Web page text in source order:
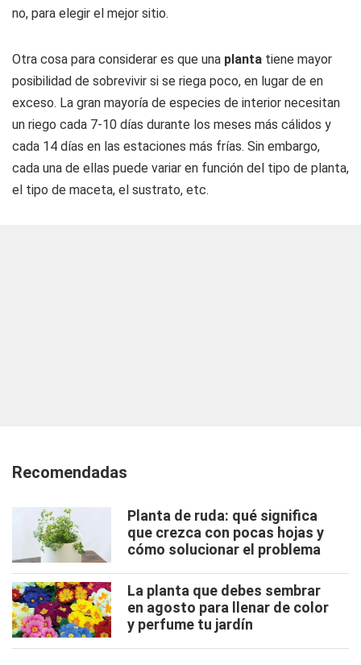
no, para elegir el mejor sitio.
Otra cosa para considerar es que una planta tiene mayor
posibilidad de sobrevivir si se riega poco, en lugar de en
exceso. La gran mayoría de especies de interior necesitan
un riego cada 7-10 días durante los meses más cálidos y
cada 14 días en las estaciones más frías. Sin embargo,
cada una de ellas puede variar en función del tipo de planta,
el tipo de maceta, el sustrato, etc.
Recomendadas
Planta de ruda: qué significa
que crezca con pocas hojas y
cómo solucionar el problema
La planta que debes sembrar
en agosto para llenar de color
y perfume tu jardín